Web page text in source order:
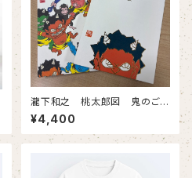
瀧下和之 桃太郎図 鬼のご
朱印帳
¥4,400